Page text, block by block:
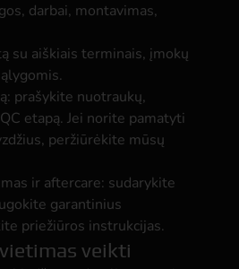
darbai, montavimas,
su aiškiais terminais, įmokų
prašykite nuotraukų,
etapą. Jei norite pamatyti
peržiūrėkite mūsų
ir aftercare: sudarykite
garantinius
priežiūros instrukcijas.
veikti